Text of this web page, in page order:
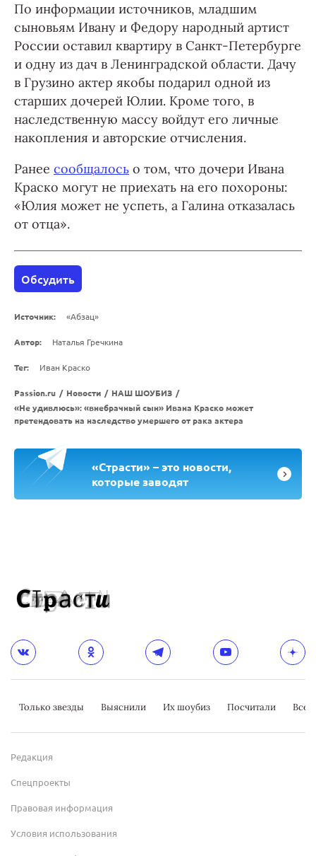
По информации источников, младшим
сыновьям Ивану и Федору народный артист
России оставил квартиру в Санкт-Петербурге
и одну из дач в Ленинградской области. Дачу
в Грузино актер якобы подарил одной из
старших дочерей Юлии. Кроме того, в
наследственную массу войдут его личные
накопления и авторские отчисления.
Ранее сообщалось о том, что дочери Ивана
Краско могут не приехать на его похороны:
«Юлия может не успеть, а Галина отказалась
от отца».
Обсудить
Источник: «Абзац»
Автор: Наталья Гречкина
Тег: Иван Краско
Passion.ru / Новости / НАШ ШОУБИЗ /
«Не удивлюсь»: «внебрачный сын» Ивана Краско может
претендовать на наследство умершего от рака актера
«Страсти» – это новости,
которые заводят
Только звезды Выяснили Их шоубиз Посчитали
Редакция
Спецпроекты
Правовая информация
Условия использования